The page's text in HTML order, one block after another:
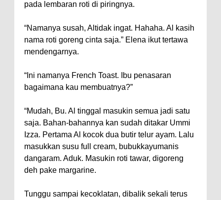
pada lembaran roti di piringnya.
“Namanya susah, Altidak ingat. Hahaha. Al kasih
nama roti goreng cinta saja.” Elena ikut tertawa
mendengarnya.
“Ini namanya French Toast. Ibu penasaran
bagaimana kau membuatnya?”
“Mudah, Bu. Al tinggal masukin semua jadi satu
saja. Bahan-bahannya kan sudah ditakar Ummi
Izza. Pertama Al kocok dua butir telur ayam. Lalu
masukkan susu full cream, bubukkayumanis
dangaram. Aduk. Masukin roti tawar, digoreng
deh pake margarine.
Tunggu sampai kecoklatan, dibalik sekali terus